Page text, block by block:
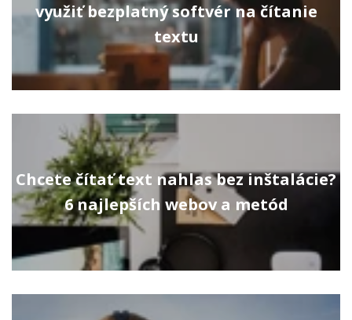
využiť bezplatný softvér na čítanie
textu
Chcete čítať text nahlas bez inštalácie?
6 najlepších webov a metód